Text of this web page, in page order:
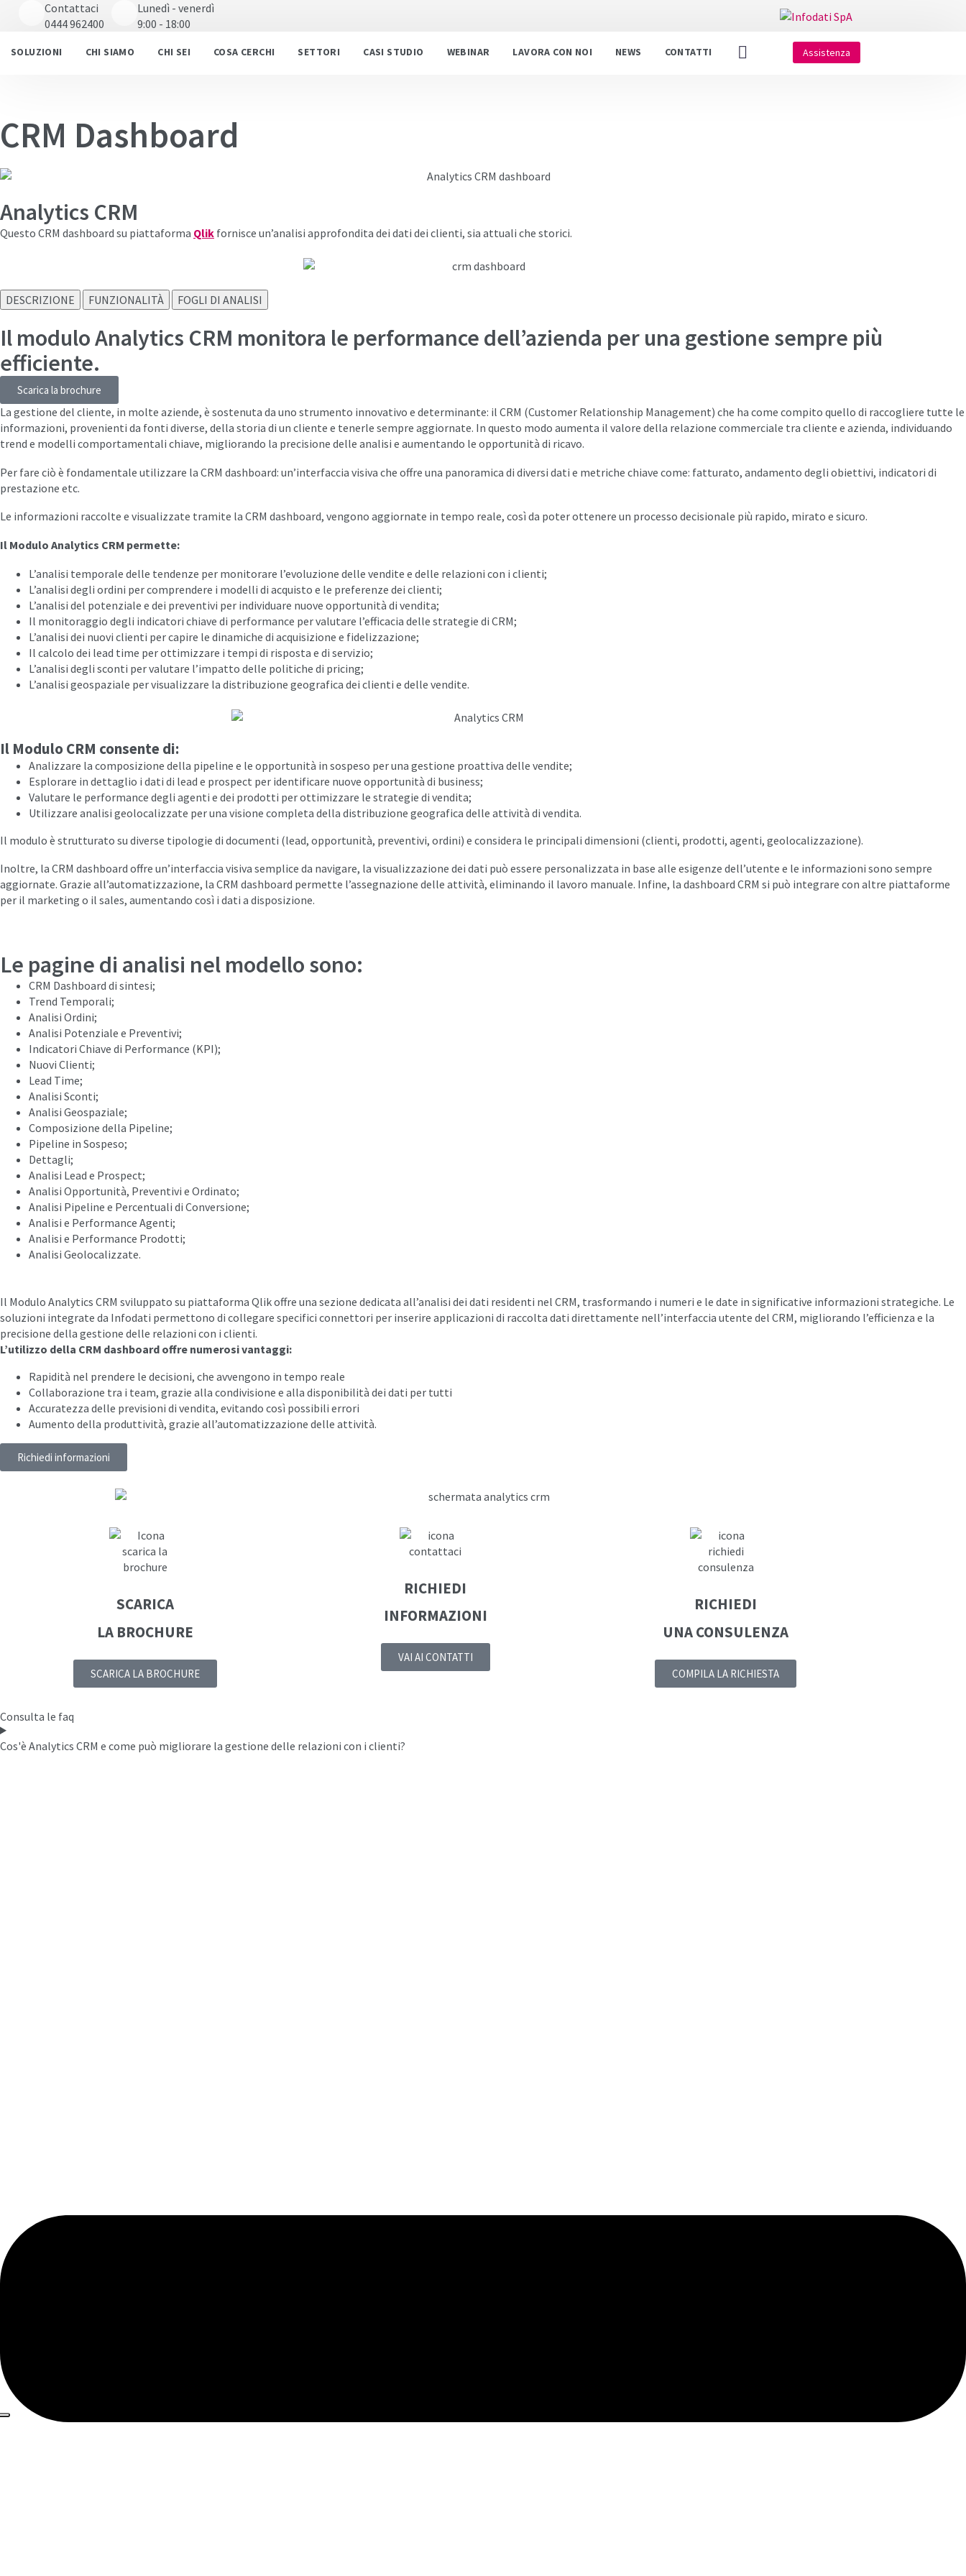
Contattaci
0444 962400
Lunedì - venerdì
9:00 - 18:00
SOLUZIONI CHI SIAMO CHI SEI COSA CERCHI SETTORI CASI STUDIO WEBINAR LAVORA CON NOI NEWS CONTATTI Assistenza
CRM Dashboard
Analytics CRM
Questo CRM dashboard su piattaforma Qlik fornisce un’analisi approfondita dei dati dei clienti, sia attuali che storici.
DESCRIZIONE FUNZIONALITÀ FOGLI DI ANALISI
Il modulo Analytics CRM monitora le performance dell’azienda per una gestione sempre più
efficiente.
Scarica la brochure
La gestione del cliente, in molte aziende, è sostenuta da uno strumento innovativo e determinante: il CRM (Customer Relationship Management) che ha come compito quello di raccogliere tutte le
informazioni, provenienti da fonti diverse, della storia di un cliente e tenerle sempre aggiornate. In questo modo aumenta il valore della relazione commerciale tra cliente e azienda, individuando
trend e modelli comportamentali chiave, migliorando la precisione delle analisi e aumentando le opportunità di ricavo.
Per fare ciò è fondamentale utilizzare la CRM dashboard: un’interfaccia visiva che offre una panoramica di diversi dati e metriche chiave come: fatturato, andamento degli obiettivi, indicatori di
prestazione etc.
Le informazioni raccolte e visualizzate tramite la CRM dashboard, vengono aggiornate in tempo reale, così da poter ottenere un processo decisionale più rapido, mirato e sicuro.
Il Modulo Analytics CRM permette:
L’analisi temporale delle tendenze per monitorare l’evoluzione delle vendite e delle relazioni con i clienti;
L’analisi degli ordini per comprendere i modelli di acquisto e le preferenze dei clienti;
L’analisi del potenziale e dei preventivi per individuare nuove opportunità di vendita;
Il monitoraggio degli indicatori chiave di performance per valutare l’efficacia delle strategie di CRM;
L’analisi dei nuovi clienti per capire le dinamiche di acquisizione e fidelizzazione;
Il calcolo dei lead time per ottimizzare i tempi di risposta e di servizio;
L’analisi degli sconti per valutare l’impatto delle politiche di pricing;
L’analisi geospaziale per visualizzare la distribuzione geografica dei clienti e delle vendite.
Il Modulo CRM consente di:
Analizzare la composizione della pipeline e le opportunità in sospeso per una gestione proattiva delle vendite;
Esplorare in dettaglio i dati di lead e prospect per identificare nuove opportunità di business;
Valutare le performance degli agenti e dei prodotti per ottimizzare le strategie di vendita;
Utilizzare analisi geolocalizzate per una visione completa della distribuzione geografica delle attività di vendita.
Il modulo è strutturato su diverse tipologie di documenti (lead, opportunità, preventivi, ordini) e considera le principali dimensioni (clienti, prodotti, agenti, geolocalizzazione).
Inoltre, la CRM dashboard offre un’interfaccia visiva semplice da navigare, la visualizzazione dei dati può essere personalizzata in base alle esigenze dell’utente e le informazioni sono sempre
aggiornate. Grazie all’automatizzazione, la CRM dashboard permette l’assegnazione delle attività, eliminando il lavoro manuale. Infine, la dashboard CRM si può integrare con altre piattaforme
per il marketing o il sales, aumentando così i dati a disposizione.
Le pagine di analisi nel modello sono:
CRM Dashboard di sintesi;
Trend Temporali;
Analisi Ordini;
Analisi Potenziale e Preventivi;
Indicatori Chiave di Performance (KPI);
Nuovi Clienti;
Lead Time;
Analisi Sconti;
Analisi Geospaziale;
Composizione della Pipeline;
Pipeline in Sospeso;
Dettagli;
Analisi Lead e Prospect;
Analisi Opportunità, Preventivi e Ordinato;
Analisi Pipeline e Percentuali di Conversione;
Analisi e Performance Agenti;
Analisi e Performance Prodotti;
Analisi Geolocalizzate.
Il Modulo Analytics CRM sviluppato su piattaforma Qlik offre una sezione dedicata all’analisi dei dati residenti nel CRM, trasformando i numeri e le date in significative informazioni strategiche. Le
soluzioni integrate da Infodati permettono di collegare specifici connettori per inserire applicazioni di raccolta dati direttamente nell’interfaccia utente del CRM, migliorando l’efficienza e la
precisione della gestione delle relazioni con i clienti.
L’utilizzo della CRM dashboard offre numerosi vantaggi:
Rapidità nel prendere le decisioni, che avvengono in tempo reale
Collaborazione tra i team, grazie alla condivisione e alla disponibilità dei dati per tutti
Accuratezza delle previsioni di vendita, evitando così possibili errori
Aumento della produttività, grazie all’automatizzazione delle attività.
Richiedi informazioni
SCARICA
LA BROCHURE
SCARICA LA BROCHURE
RICHIEDI
INFORMAZIONI
VAI AI CONTATTI
RICHIEDI
UNA CONSULENZA
COMPILA LA RICHIESTA
Consulta le faq
Cos'è Analytics CRM e come può migliorare la gestione delle relazioni con i clienti?